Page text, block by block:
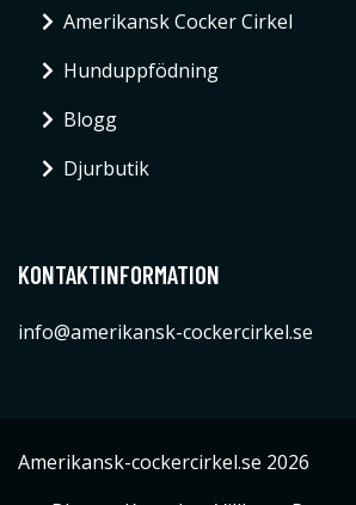
Amerikansk Cocker Cirkel
Hunduppfödning
Blogg
Djurbutik
KONTAKTINFORMATION
info@amerikansk-cockercirkel.se
Amerikansk-cockercirkel.se 2026